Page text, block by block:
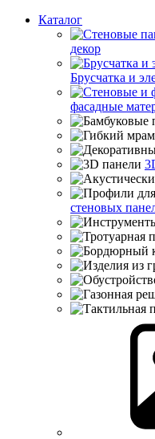
Каталог
декор
Брусчатка и
фасадные
стеновых